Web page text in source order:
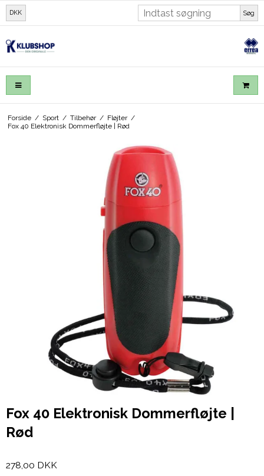
DKK Søg
Forside / Sport / Tilbehør / Fløjter /
Fox 40 Elektronisk Dommerfløjte | Rød
Fox 40 Elektronisk Dommerfløjte |
Rød
278,00 DKK